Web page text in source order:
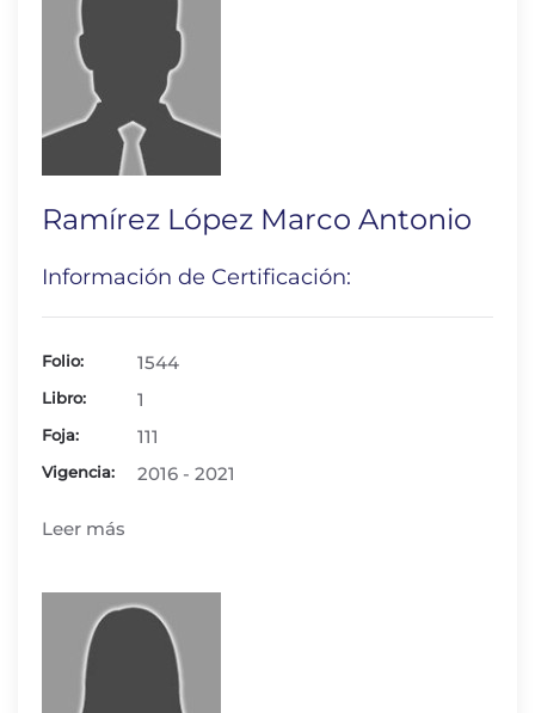
Ramírez López Marco Antonio
Información de Certificación:
Folio: 1544
Libro: 1
Foja: 111
Vigencia: 2016 - 2021
Leer más